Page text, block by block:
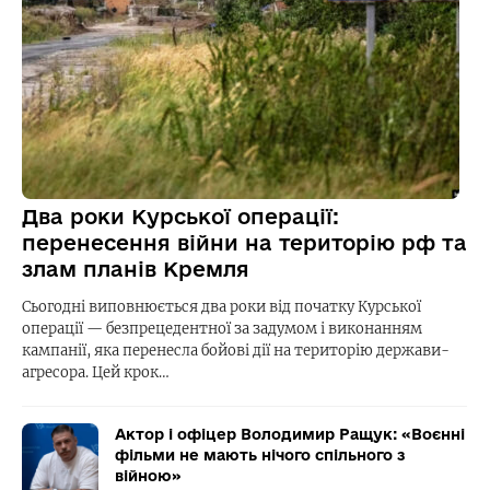
Два роки Курської операції:
перенесення війни на територію рф та
злам планів Кремля
Сьогодні виповнюється два роки від початку Курської
операції — безпрецедентної за задумом і виконанням
кампанії, яка перенесла бойові дії на територію держави-
агресора. Цей крок…
Актор і офіцер Володимир Ращук: «Воєнні
фільми не мають нічого спільного з
війною»